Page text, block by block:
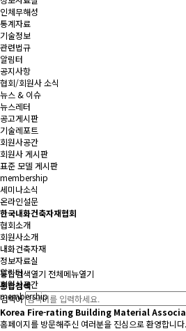
인체무해성
통계자료
기술정보
관련법규
알림터
공지사항
협회/회원사 소식
뉴스 & 이슈
뉴스레터
공고게시판
기술레포트
회원사공간
회원사 게시판
표준 모델 게시판
membership
세미나소식
온라인설문
한국내화건축자재협회
협회소개
회원사소개
내화건축자재
정보자료실
알림터
회원사공간
membership
통합검색열기 전체메뉴열기
통합검색
검색어
Korea Fire-rating Building Material
홈페이지를 방문해주신 여러분을 진심으로 환영합니다.